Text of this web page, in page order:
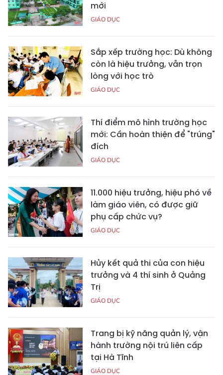
mới
GIÁO DỤC
Sắp xếp trường học: Dù không
còn là hiệu trưởng, vẫn trọn
lòng với học trò
GIÁO DỤC
Thí điểm mô hình trường học
mới: Cần hoàn thiện để "trúng"
đích
GIÁO DỤC
11.000 hiệu trưởng, hiệu phó về
làm giáo viên, có được giữ
phụ cấp chức vụ?
GIÁO DỤC
Hủy kết quả thi của con hiệu
trưởng và 4 thí sinh ở Quảng
Trị
GIÁO DỤC
Trang bị kỹ năng quản lý, vận
hành trường nội trú liên cấp
tại Hà Tĩnh
GIÁO DỤC